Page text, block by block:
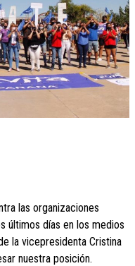
las organizaciones
últimos días en los medios
la vicepresidenta Cristina
nuestra posición.